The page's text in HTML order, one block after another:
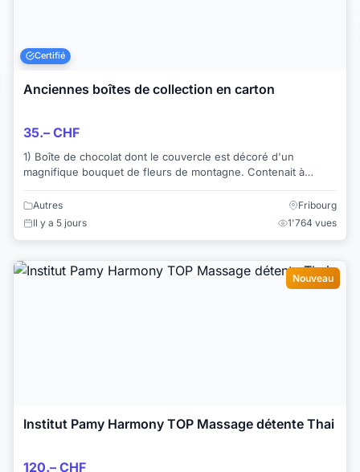
Certifié
Anciennes boîtes de collection en carton
35.– CHF
1) Boîte de chocolat dont le couvercle est décoré d'un
magnifique bouquet de fleurs de montagne. Contenait à
Autres
Fribourg
Il y a 5 jours
1'764 vues
Nouveau
Institut Pamy Harmony TOP Massage détente Thai
120.– CHF